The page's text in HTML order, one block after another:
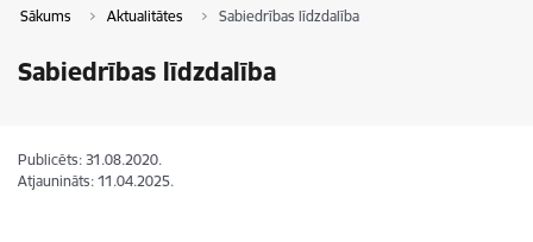
Sākums Aktualitātes Sabiedrības līdzdalība
Sabiedrības līdzdalība
Publicēts: 31.08.2020.
Atjaunināts: 11.04.2025.